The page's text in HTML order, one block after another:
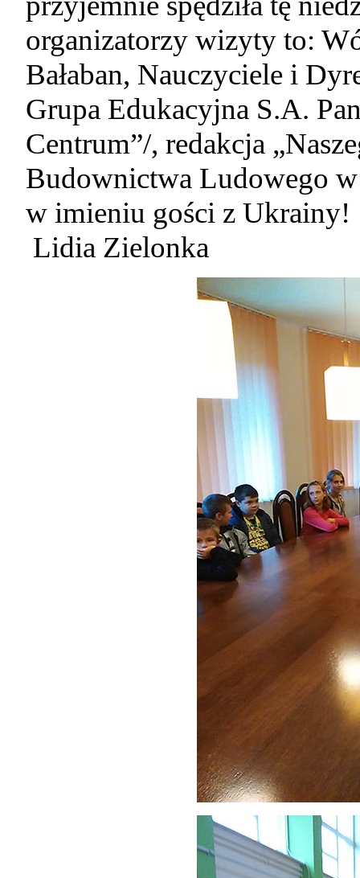
organizatorzy wizyty to:
Bałaban, Nauczyciele i
Grupa Edukacyjna S.A.
Centrum”/, redakcja
Budownictwa Ludowego w
w imieniu gości z Ukrainy!
Lidia Zielonka